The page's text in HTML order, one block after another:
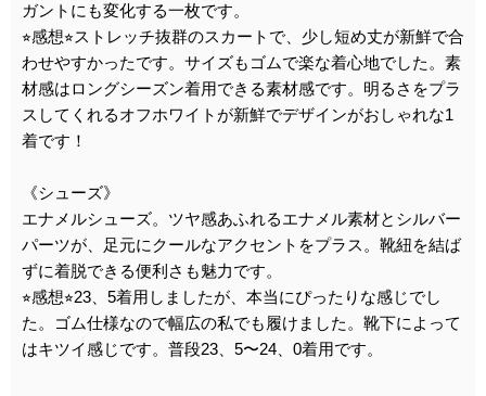
ガントにも変化する一枚です。
⭐︎感想⭐︎ストレッチ抜群のスカートで、少し短め丈が新鮮で合
わせやすかったです。サイズもゴムで楽な着心地でした。素
材感はロングシーズン着用できる素材感です。明るさをプラ
スしてくれるオフホワイトが新鮮でデザインがおしゃれな1
着です！
《シューズ》
エナメルシューズ。ツヤ感あふれるエナメル素材とシルバー
パーツが、足元にクールなアクセントをプラス。靴紐を結ば
ずに着脱できる便利さも魅力です。
⭐︎感想⭐︎23、5着用しましたが、本当にぴったりな感じでし
た。ゴム仕様なので幅広の私でも履けました。靴下によって
はキツイ感じです。普段23、5〜24、0着用です。